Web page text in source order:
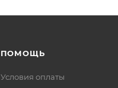
ПОМОЩЬ
Условия оплаты